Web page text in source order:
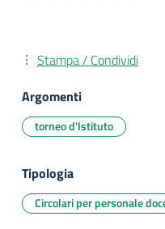
Stampa / Condividi
Argomenti
torneo d'Istituto
Tipologia
Circolari per personale